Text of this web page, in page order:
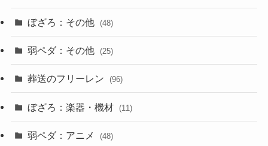
ぼざろ：その他 (48)
弱ペダ：その他 (25)
葬送のフリーレン (96)
ぼざろ：楽器・機材 (11)
弱ペダ：アニメ (48)